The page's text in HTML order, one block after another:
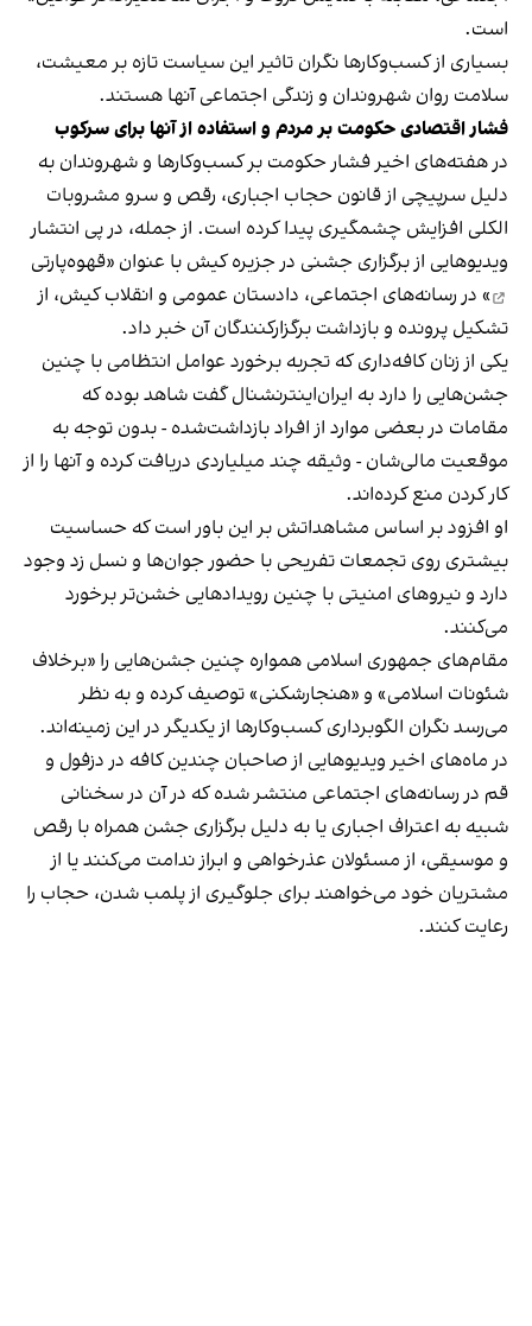
است.
بسیاری از کسب‌وکارها نگران تاثیر این سیاست‌ تازه بر معیشت،
سلامت روان شهروندان و زندگی اجتماعی آنها هستند.
فشار اقتصادی حکومت بر مردم و استفاده از آنها برای سرکوب
در هفته‌های اخیر فشار حکومت بر کسب‌وکارها و شهروندان به
دلیل سرپیچی از قانون حجاب اجباری، رقص و سرو مشروبات
الکلی افزایش چشمگیری پیدا کرده است. از جمله، در پی انتشار
ویدیوهایی از برگزاری جشنی در جزیره کیش با عنوان «قهوه‌پارتی
» در رسانه‌های اجتماعی، دادستان عمومی و انقلاب کیش، از
تشکیل پرونده و بازداشت برگزارکنندگان آن خبر داد.
یکی از زنان کافه‌داری که تجربه برخورد عوامل انتظامی با چنین
جشن‌هایی را دارد به ایران‌اینترنشنال گفت شاهد بوده که
مقامات در بعضی موارد از افراد بازداشت‌‌شده - بدون توجه به
موقعیت مالی‌شان - وثیقه چند میلیاردی دریافت کرده و آنها را از
کار کردن منع کرده‌اند.
او افزود بر اساس مشاهداتش بر این باور است که حساسیت
بیشتری روی تجمعات تفریحی با حضور جوان‌ها و نسل زد وجود
دارد و نیروهای امنیتی با چنین رویدادهایی خشن‌تر برخورد
می‌کنند.
مقام‌های جمهوری اسلامی همواره چنین جشن‌هایی را «برخلاف
شئونات اسلامی» و «هنجارشکنی» توصیف کرده و به نظر
می‌رسد نگران الگوبرداری کسب‌وکارها از یکدیگر در این زمینه‌اند.
در ماه‌های اخیر ویدیوهایی از صاحبان چندین کافه در دزفول و
قم در رسانه‌های اجتماعی منتشر شده که در آن در سخنانی
شبیه به اعتراف اجباری یا به دلیل برگزاری جشن همراه با رقص
و موسیقی، از مسئولان عذرخواهی و ابراز ندامت می‌کنند یا از
مشتریان خود می‌خواهند برای جلوگیری از پلمب شدن، حجاب را
رعایت کنند.